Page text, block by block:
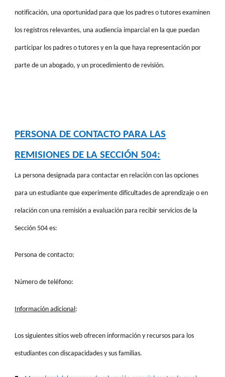
notificación, una oportunidad para que los padres o tutores examinen
los registros relevantes, una audiencia imparcial en la que puedan
participar los padres o tutores y en la que haya representación por
parte de un abogado, y un procedimiento de revisión.
PERSONA DE CONTACTO PARA LAS
REMISIONES DE LA SECCIÓN 504:
La persona designada para contactar en relación con las opciones
para un estudiante que experimente dificultades de aprendizaje o en
relación con una remisión a evaluación para recibir servicios de la
Sección 504 es:
Persona de contacto:
Número de teléfono:
Información adicional :
Los siguientes sitios web ofrecen información y recursos para los
estudiantes con discapacidades y sus familias.